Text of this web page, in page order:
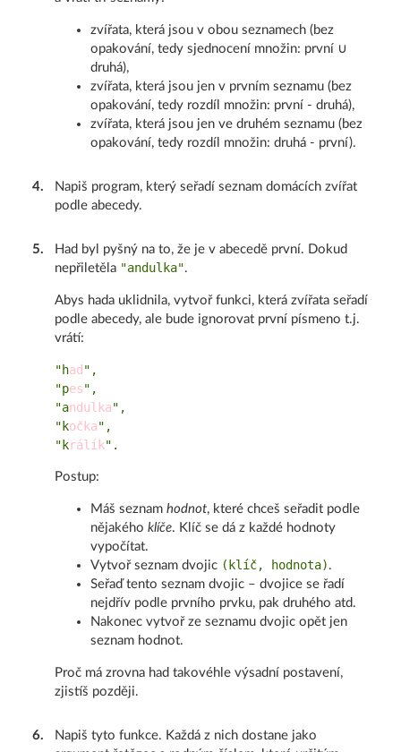
zvířata, která jsou v obou seznamech (bez
opakování, tedy sjednocení množin: první ∪
druhá),
zvířata, která jsou jen v prvním seznamu (bez
opakování, tedy rozdíl množin: první - druhá),
zvířata, která jsou jen ve druhém seznamu (bez
opakování, tedy rozdíl množin: druhá - první).
4.
Napiš program, který seřadí seznam domácích zvířat
podle abecedy.
5.
Had byl pyšný na to, že je v abecedě první. Dokud
nepřiletěla "andulka".
Abys hada uklidnila, vytvoř funkci, která zvířata seřadí
podle abecedy, ale bude ignorovat první písmeno t.j.
vrátí:
"had ",
"pes",
"andulka",
"kočka",
"králík
Postup:
Máš seznamhodnot, které chceš seřadit podle
nějakéhoklíče. Klíč se dá z každé hodnoty
vypočítat.
Vytvoř seznam dvojic (klíč, hodnota) .
Seřaď tento seznam dvojic – dvojice se řadí
nejdřív podle prvního prvku, pak druhého atd.
Nakonec vytvoř ze seznamu dvojic opět jen
seznam hodnot.
Proč má zrovna had takovéhle výsadní postavení,
zjistíš později.
6.
Napiš tyto funkce. Každá z nich dostane jako